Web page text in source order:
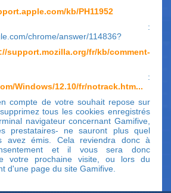
kb/PH11952
:
chrome/answer/114836?
support.mozilla.org/fr/kb/comment-
:
Windows/12.10/fr/notrack.htm...
compte de votre souhait repose sur
tous les cookies enregistrés
navigateur concernant Gamifive,
prestataires- ne sauront plus quel
avez émis. Cela reviendra donc à
et il vous sera donc
votre prochaine visite, ou lors du
d'une page du site Gamifive.